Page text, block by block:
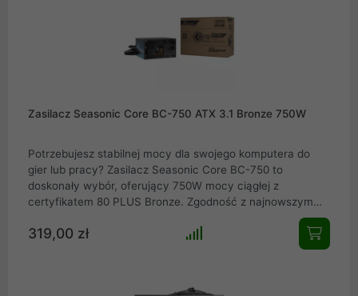
Zasilacz Seasonic Core BC-750 ATX 3.1 Bronze 750W
Potrzebujesz stabilnej mocy dla swojego komputera do
gier lub pracy? Zasilacz Seasonic Core BC-750 to
doskonały wybór, oferujący 750W mocy ciągłej z
certyfikatem 80 PLUS Bronze. Zgodność z najnowszym
standardem ATX 3.1 i potężna linia +12V zapewniają pełną
kompatybilność i stabilność nawet dla wymagających kart
graficznych. Postaw na legendarną jakość i niezawodność
319,00 zł